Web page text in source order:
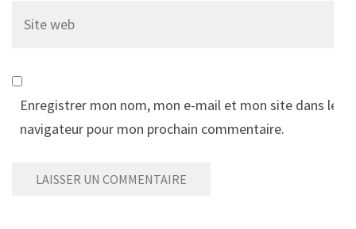
web
Enregistrer mon nom, mon e-mail et mon site dans le
navigateur pour mon prochain commentaire.